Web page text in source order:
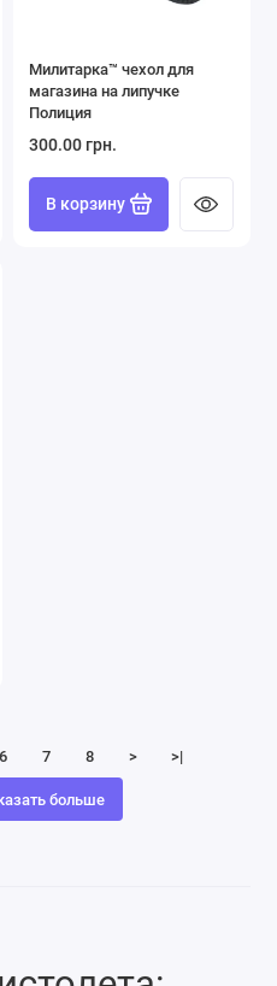
Милитарка™ чехол для
магазина на липучке
Полиция
300.00 грн.
В корзину
6 7 8 > >|
больше